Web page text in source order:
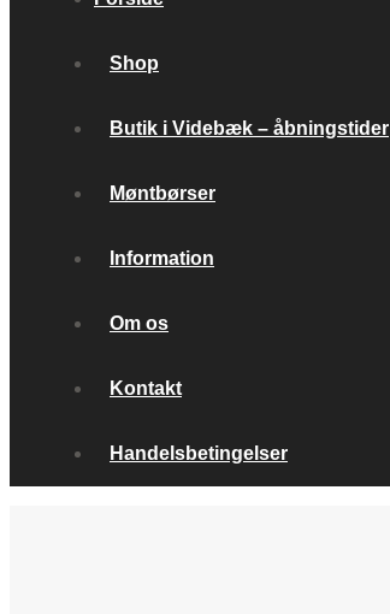
Shop
Butik i Videbæk – åbningstider
Møntbørser
Information
Om os
Kontakt
Handelsbetingelser